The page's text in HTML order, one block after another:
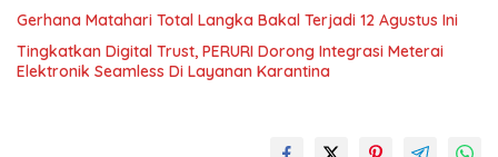
Gerhana Matahari Total Langka Bakal Terjadi 12 Agustus Ini
Tingkatkan Digital Trust, PERURI Dorong Integrasi Meterai
Elektronik Seamless Di Layanan Karantina